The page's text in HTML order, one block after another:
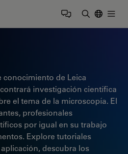
de Leica
investigación científica
el tema de la microscopía. El
profesionales
por igual en su trabajo
Explore tutoriales
descubra los